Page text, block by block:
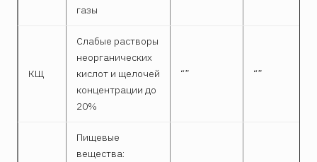
газы
КЩ
Слабые растворы
неорганических
кислот и щелочей
концентрации до
20%
“” “”
Пищевые
вещества: